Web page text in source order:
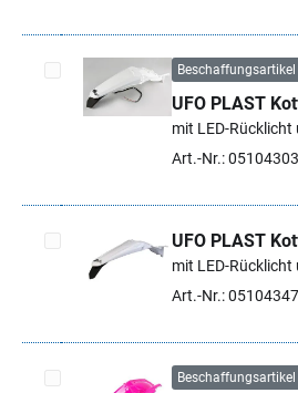
Artikel auswählen
Beschaffungsartikel
UFO PLAST
mit LED-
Art.-Nr.: 05104303
Artikel auswählen
UFO PLAST
mit LED-
Art.-Nr.: 05104347
Beschaffungsartikel